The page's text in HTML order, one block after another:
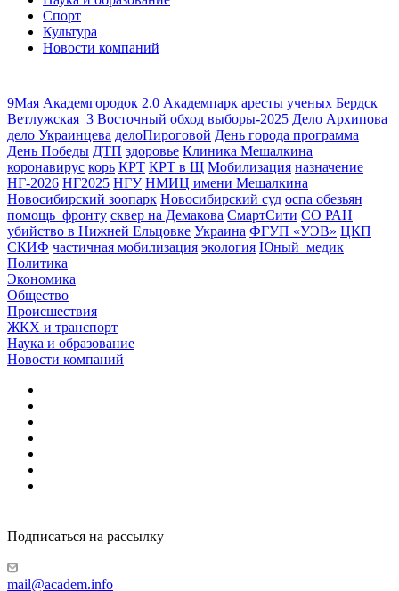
Спорт
Культура
Новости компаний
9Мая Академгородок 2.0 Академпарк аресты ученых Бердск
Ветлужская_3 Восточный обход выборы-2025 Дело Архипова
дело Украинцева делоПироговой День города программа
День Победы ДТП здоровье Клиника Мешалкина
коронавирус корь КРТ КРТ в Щ Мобилизация назначение
НГ-2026 НГ2025 НГУ НМИЦ имени Мешалкина
Новосибирский зоопарк Новосибирский суд оспа обезьян
помощь_фронту сквер на Демакова СмартСити СО РАН
убийство в Нижней Ельцовке Украина ФГУП «УЭВ» ЦКП
СКИФ частичная мобилизация экология Юный_медик
Политика
Экономика
Общество
Происшествия
ЖКХ и транспорт
Наука и образование
Новости компаний
Подписаться на рассылку
mail@academ.info